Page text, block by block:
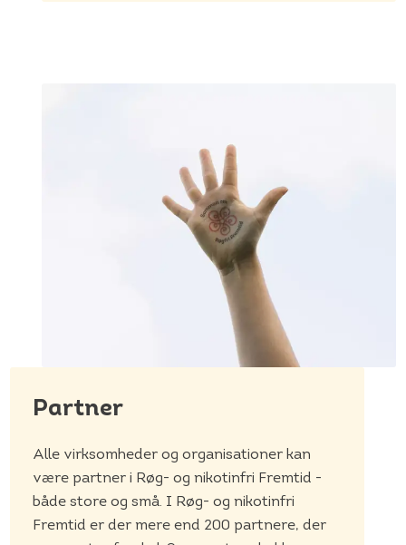
Partner
Alle virksomheder og organisationer kan
være partner i Røg- og nikotinfri Fremtid -
både store og små. I Røg- og nikotinfri
Fremtid er der mere end 200 partnere, der